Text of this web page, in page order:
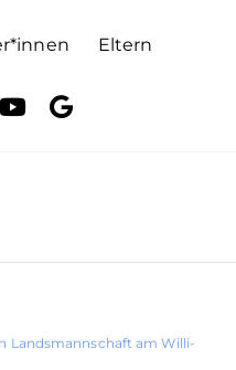
Eltern
Landsmannschaft am Willi-